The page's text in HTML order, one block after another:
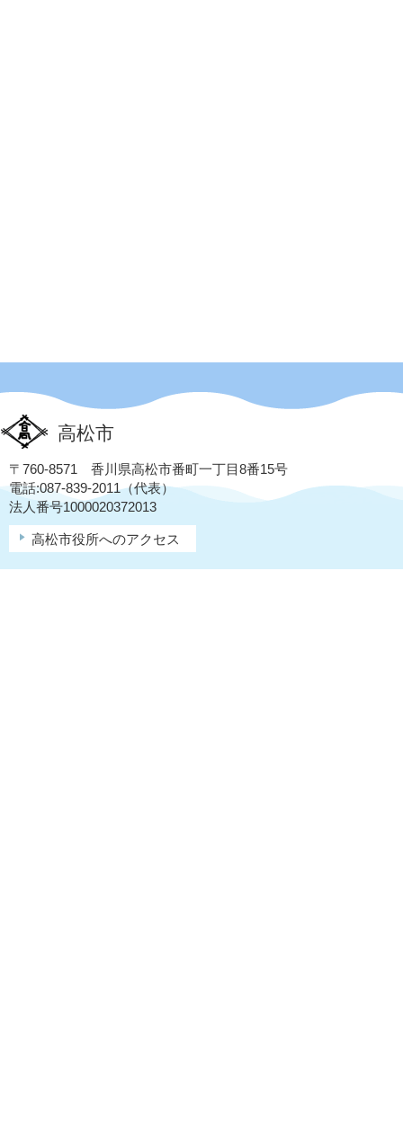
高松市
〒760-8571 香川県高松市番町一丁目8番15号
電話:087-839-2011（代表）
法人番号1000020372013
高松市役所へのアクセス